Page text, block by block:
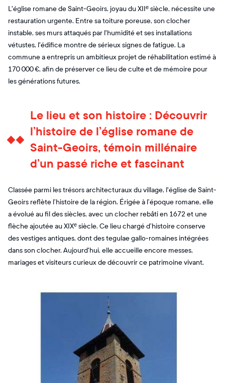
L'église romane de Saint-Geoirs, joyau du XIIᵉ siècle, nécessite une
restauration urgente. Entre sa toiture poreuse, son clocher
instable, ses murs attaqués par l'humidité et ses installations
vétustes, l'édifice montre de sérieux signes de fatigue. La
commune a entrepris un ambitieux projet de réhabilitation estimé à
170 000 €, afin de préserver ce lieu de culte et de mémoire pour
les générations futures.
Le lieu et son histoire : Découvrir
l’histoire de l’église romane de
Saint-Geoirs, témoin millénaire
d’un passé riche et fascinant
Classée parmi les trésors architecturaux du village, l'église de Saint-
Geoirs reflète l’histoire de la région. Érigée à l’époque romane, elle
a évolué au fil des siècles, avec un clocher rebâti en 1672 et une
flèche ajoutée au XIXᵉ siècle. Ce lieu chargé d’histoire conserve
des vestiges antiques, dont des tegulae gallo-romaines intégrées
dans son clocher. Aujourd'hui, elle accueille encore messes,
mariages et visiteurs curieux de découvrir ce patrimoine vivant.